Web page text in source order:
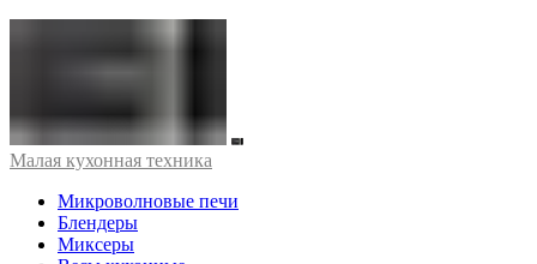
Малая кухонная техника
Микроволновые печи
Блендеры
Миксеры